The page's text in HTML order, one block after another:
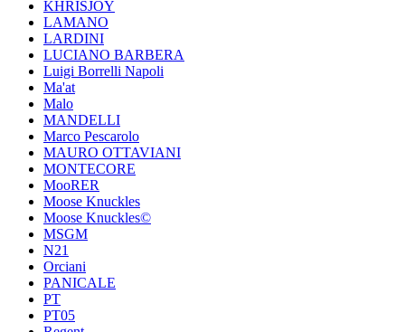
KHRISJOY
LAMANO
LARDINI
LUCIANO BARBERA
Luigi Borrelli Napoli
Ma'at
Malo
MANDELLI
Marco Pescarolo
MAURO OTTAVIANI
MONTECORE
MooRER
Moose Knuckles
Moose Knuckles©️
MSGM
N21
Orciani
PANICALE
PT
PT05